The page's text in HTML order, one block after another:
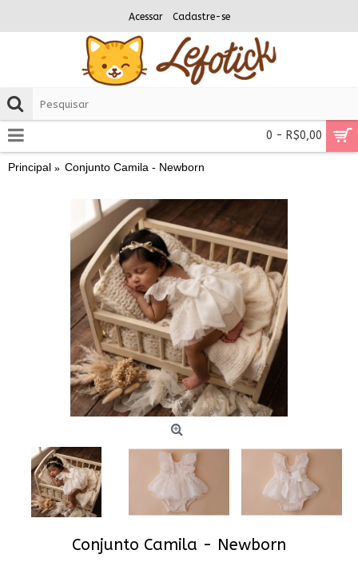
Acessar Cadastre-se
0 - R$0,00
Principal Conjunto Camila - Newborn
Conjunto Camila - Newborn